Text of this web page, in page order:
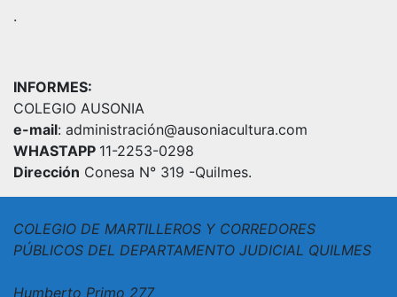
.
INFORMES:
COLEGIO AUSONIA
e-mail: administración@ausoniacultura.com
WHASTAPP 11-2253-0298
Dirección Conesa N° 319 -Quilmes.
COLEGIO DE MARTILLEROS Y CORREDORES
PÚBLICOS DEL DEPARTAMENTO JUDICIAL QUILMES
Humberto Primo 277